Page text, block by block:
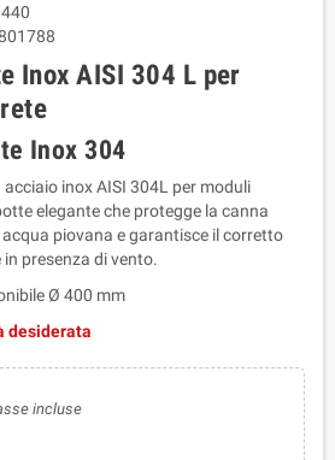
Inox AISI 304 L per
Inox 304
inox AISI 304L per moduli
elegante che protegge la canna
piovana e garantisce il corretto
presenza di vento.
Ø 400 mm
desiderata
incluse